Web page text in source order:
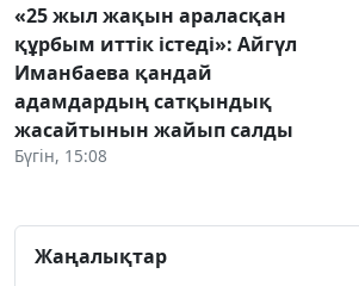
«25 жыл жақын араласқан
құрбым иттік істеді»: Айгүл
Иманбаева қандай
адамдардың сатқындық
жасайтынын жайып салды
Бүгін, 15:08
Жаңалықтар